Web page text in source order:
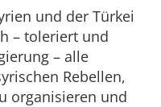
und der Türkei
– toleriert und
– alle
Rebellen,
organisieren und